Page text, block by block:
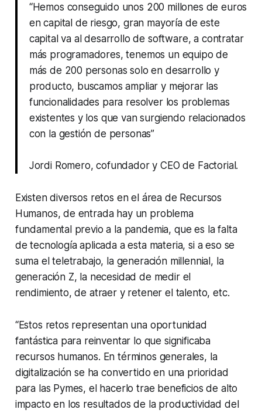
“Hemos conseguido unos 200 millones de euros
en capital de riesgo, gran mayoría de este
capital va al desarrollo de software, a contratar
más programadores, tenemos un equipo de
más de 200 personas solo en desarrollo y
producto, buscamos ampliar y mejorar las
funcionalidades para resolver los problemas
existentes y los que van surgiendo relacionados
con la gestión de personas”
Jordi Romero, cofundador y CEO de Factorial.
Existen diversos retos en el área de Recursos
Humanos, de entrada hay un problema
fundamental previo a la pandemia, que es la falta
de tecnología aplicada a esta materia, si a eso se
suma el teletrabajo, la generación millennial, la
generación Z, la necesidad de medir el
rendimiento, de atraer y retener el talento, etc.
“Estos retos representan una oportunidad
fantástica para reinventar lo que significaba
recursos humanos. En términos generales, la
digitalización se ha convertido en una prioridad
para las Pymes, el hacerlo trae beneficios de alto
impacto en los resultados de la productividad del